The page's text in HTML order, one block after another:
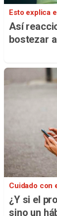
Esto explica
Así
bostezar
Cuidado con
¿Y si el
sino un